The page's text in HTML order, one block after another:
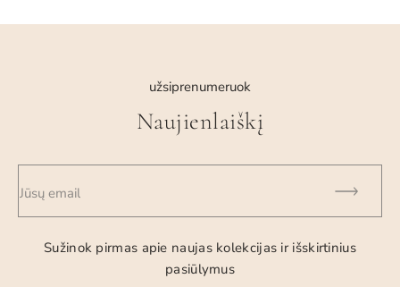
užsiprenumeruok
Naujienlaiškį
Jūsų email
Sužinok pirmas apie naujas kolekcijas ir išskirtinius
pasiūlymus